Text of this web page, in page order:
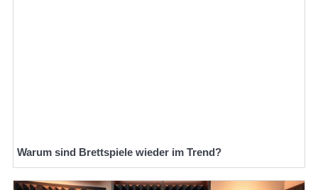
Warum sind Brettspiele wieder im Trend?